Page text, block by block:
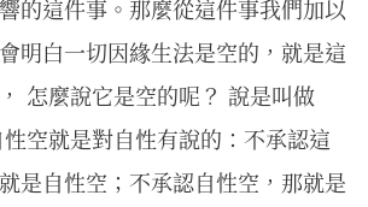
的這件事。那麼從這件事我們加以
明白一切因緣生法是空的，就是這
怎麼說它是空的呢？ 說是叫做
性空就是對自性有說的：不承認這
是自性空；不承認自性空，那就是